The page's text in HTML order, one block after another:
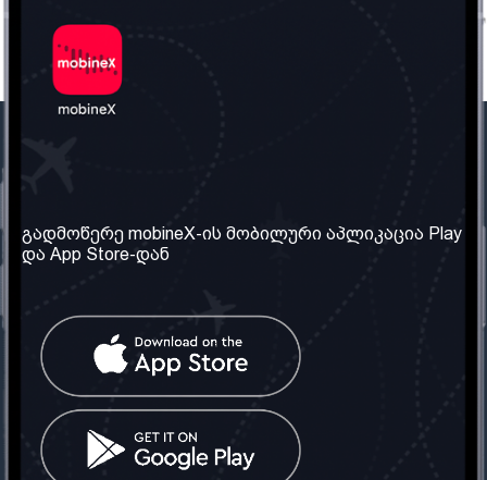
ჩვენ შესახებ
ჩვენი სერვისები
წესები და პირობები
კითხვები
კონტაქტი
საქართველო: თბილისი
ტელ: 032 2 04 00 50
სოციალური ქსელი
გადმოწერე mobineX-ის მობილური აპლიკაცია Play
და App Store-დან